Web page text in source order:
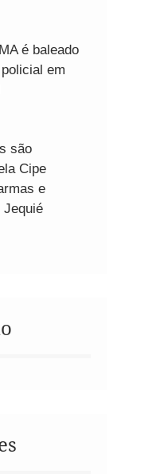
é baleado
em
são
Cipe
e
Jequié